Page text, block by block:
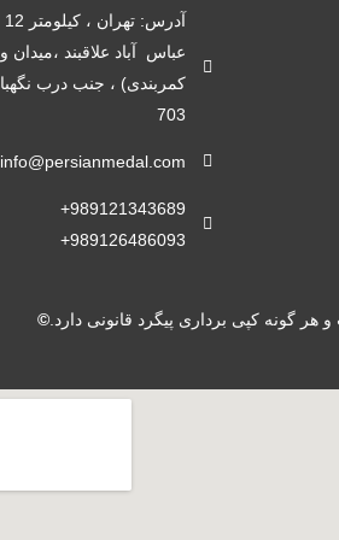
عباس آباد علاقبند
کمربندی) ، جنب درب
703
info@persianmedal.com
989121343689+
989126486093+
گونه کپی برداری پیگرد قانونی دارد.©